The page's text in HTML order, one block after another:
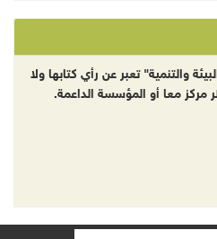
والتنمية" تعبر عن رأي كتابها ولا
مركز معا أو المؤسسة الداعمة.